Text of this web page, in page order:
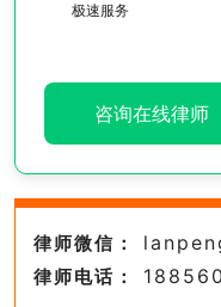
极速服务
咨询在线律师
律师微信：
律师电话：